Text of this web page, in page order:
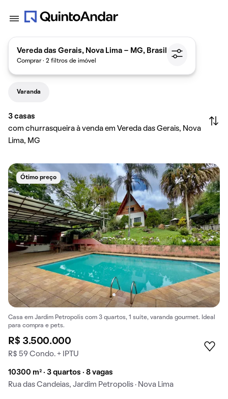
Vereda das Gerais, Nova Lima - MG, Brasil
Comprar · 2 filtros de imóvel
Varanda
3 casas
com churrasqueira à venda em Vereda das Gerais, Nova
Lima, MG
Ótimo preço
Casa em Jardim Petropolis com 3 quartos, 1 suíte, varanda gourmet. Ideal
para compra e pets.
R$ 3.500.000
R$ 59 Condo. + IPTU
10300 m² · 3 quartos · 8 vagas
Rua das Candeias, Jardim Petropolis · Nova Lima